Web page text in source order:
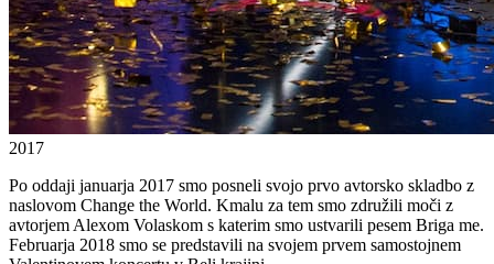
2017
Po oddaji januarja 2017 smo posneli svojo prvo avtorsko skladbo z
naslovom Change the World. Kmalu za tem smo združili moči z
avtorjem Alexom Volaskom s katerim smo ustvarili pesem Briga me.
Februarja 2018 smo se predstavili na svojem prvem samostojnem